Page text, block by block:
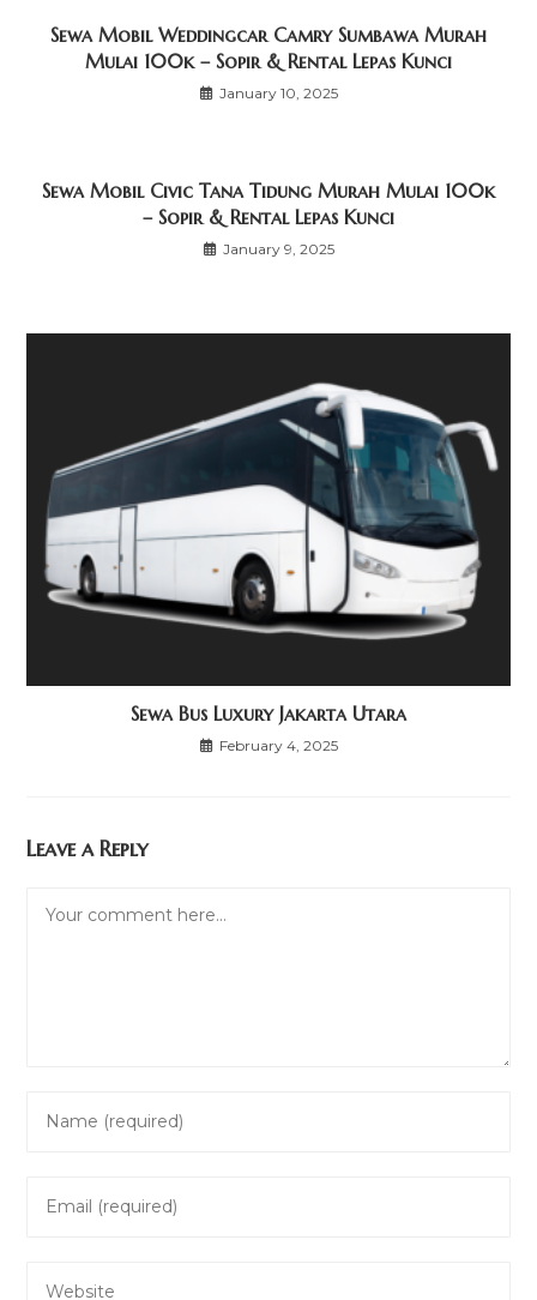
Sewa Mobil Weddingcar Camry Sumbawa Murah
Mulai 100k – Sopir & Rental Lepas Kunci
January 10, 2025
Sewa Mobil Civic Tana Tidung Murah Mulai 100k
– Sopir & Rental Lepas Kunci
January 9, 2025
Sewa Bus Luxury Jakarta Utara
February 4, 2025
Leave a Reply
comment
address